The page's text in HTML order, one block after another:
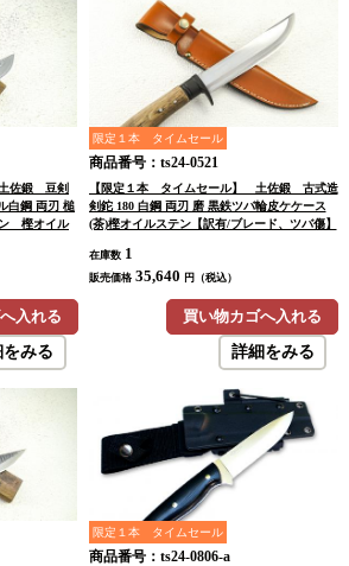
佐鍛 豆剣
白鋼 両刃 槌
樫オイル
諾の上注
入れる
みる
限定１本 タイムセール
商品番号：ts24-0521
【限定１本 タイムセール】 土佐鍛 古式造
剣鉈 180 白鋼 両刃 磨 黒鉄ツバ輪皮ケケース
(茶)樫オイルステン【訳有/ブレード、ツバ傷】
諾の上購入】
在庫数 1
販売価格 35,640 円（税込）
買い物カゴへ入れる
詳細をみる
限定１本 タイムセール
商品番号：ts24-0806-a